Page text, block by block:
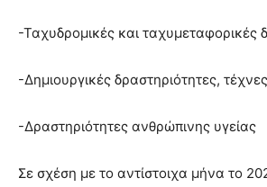
-Ταχυδρομικές και ταχυμεταφορικές
-Δημιουργικές δραστηριότητες,
-Δραστηριότητες ανθρώπινης υγείας
Σε σχέση με το αντίστοιχα μήνα το